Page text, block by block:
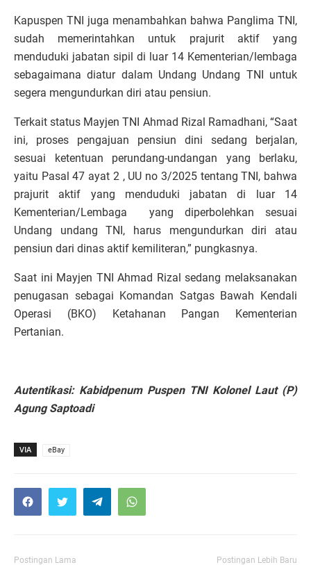
Kapuspen TNI juga menambahkan bahwa Panglima TNI,
sudah memerintahkan untuk prajurit aktif yang
menduduki jabatan sipil di luar 14 Kementerian/lembaga
sebagaimana diatur dalam Undang Undang TNI untuk
segera mengundurkan diri atau pensiun.
Terkait status Mayjen TNI Ahmad Rizal Ramadhani, “Saat
ini, proses pengajuan pensiun dini sedang berjalan,
sesuai ketentuan perundang-undangan yang berlaku,
yaitu Pasal 47 ayat 2 , UU no 3/2025 tentang TNI, bahwa
prajurit aktif yang menduduki jabatan di luar 14
Kementerian/Lembaga yang diperbolehkan sesuai
Undang undang TNI, harus mengundurkan diri atau
pensiun dari dinas aktif kemiliteran,” pungkasnya.
Saat ini Mayjen TNI Ahmad Rizal sedang melaksanakan
penugasan sebagai Komandan Satgas Bawah Kendali
Operasi (BKO) Ketahanan Pangan Kementerian
Pertanian.
Autentikasi: Kabidpenum Puspen TNI Kolonel Laut (P)
Agung Saptoadi
VIA eBay
Postingan Lama Postingan Lebih Baru